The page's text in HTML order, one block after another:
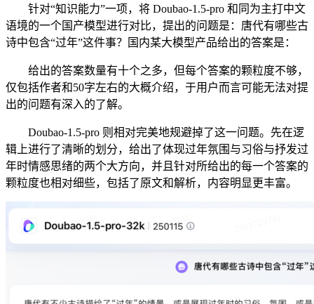
针对“知识能力”一项，将 Doubao-1.5-pro 和同为主打中文
语境的一个国产模型进行对比，提出的问题是：唐代有哪些古
诗中包含“过年”这件事？国内某大模型产品给出的答案是：
给出的答案数量有十个之多，但每个答案的颗粒度不够，
仅包括作者和50字左右的大概介绍，于用户而言可能无法对提
出的问题有深入的了解。
Doubao-1.5-pro 则相对完美地规避掉了这一问题。先在逻
辑上进行了清晰的划分，给出了体现过年氛围与习俗与抒发过
年时情感思绪的两个大方向，并且针对所给出的每一个答案的
颗粒度也相对细些，包括了原文和解析，内容明显更丰富。